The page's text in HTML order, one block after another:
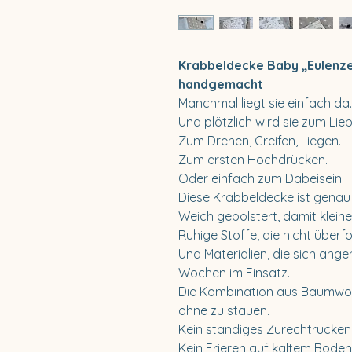
Krabbeldecke Baby
handgemacht
Manchmal liegt sie einfach da.
Und plötzlich wird sie zum
Zum Drehen, Greifen, Liegen.
Zum ersten Hochdrücken.
Oder einfach zum Dabeisein.
Diese Krabbeldecke ist
Weich gepolstert, damit
Ruhige Stoffe, die nicht
Und Materialien, die sich
Wochen im Einsatz.
Die Kombination aus
ohne zu stauen.
Kein ständiges Zurechtrücken.
Kein Frieren auf kaltem